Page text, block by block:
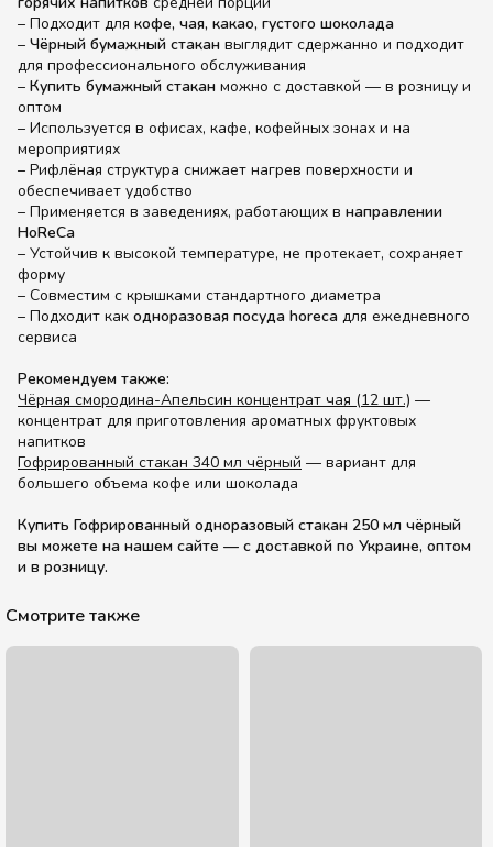
– Подходит для кофе, чая, какао, густого шоколада
– Чёрный бумажный стакан выглядит сдержанно и подходит
для профессионального обслуживания
– Купить бумажный стакан можно с доставкой — в розницу и
оптом
– Используется в офисах, кафе, кофейных зонах и на
мероприятиях
– Рифлёная структура снижает нагрев поверхности и
обеспечивает удобство
– Применяется в заведениях, работающих в направлении
HoReCa
– Устойчив к высокой температуре, не протекает, сохраняет
форму
– Совместим с крышками стандартного диаметра
– Подходит как одноразовая посуда horeca для ежедневного
сервиса
Рекомендуем также:
Чёрная смородина-Апельсин концентрат чая (12 шт.) —
концентрат для приготовления ароматных фруктовых
напитков
Гофрированный стакан 340 мл чёрный — вариант для
большего объема кофе или шоколада
Купить Гофрированный одноразовый стакан 250 мл чёрный
вы можете на нашем сайте — с доставкой по Украине, оптом
и в розницу.
Смотрите также